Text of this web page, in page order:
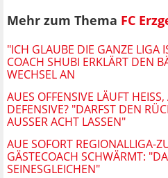
Mehr zum Thema FC
"ICH GLAUBE DIE GANZE LIGA
COACH SHUBI ERKLÄRT DEN
WECHSEL AN
AUES OFFENSIVE LÄUFT HEISS,
EFENSIVE? "DARFST DEN
USSER ACHT LASSEN"
AUE SOFORT REGIONALLIGA-
GÄSTECOACH SCHWÄRMT:
SEINESGLEICHEN"